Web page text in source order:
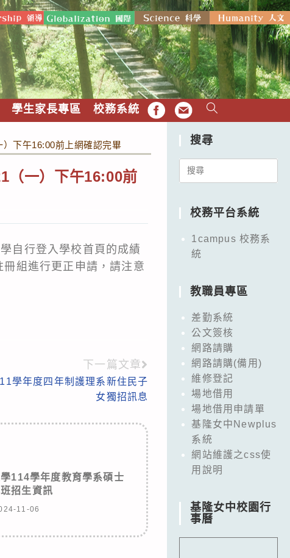
學生家長專區 校務系統 FB EMAIL
下午16:00前上網確認完畢
（一）下午16:00前
自行登入學校首頁的成績
組進行更正申請，請注意
下一篇文章
學年度四年制護理系新住民子
女獨招訊息
114學年度教育學系碩士
招生資訊
11-06
搜尋
Search
校務平台系統
1campus 校務系
統
教職員專區
差勤系統
公文簽核
網路請購
網路請購(備用)
維修登記
場地借用
場地借用申請單
基隆女中Newplus
系統
網站維護之css使
用說明
基隆女中校園行
事曆